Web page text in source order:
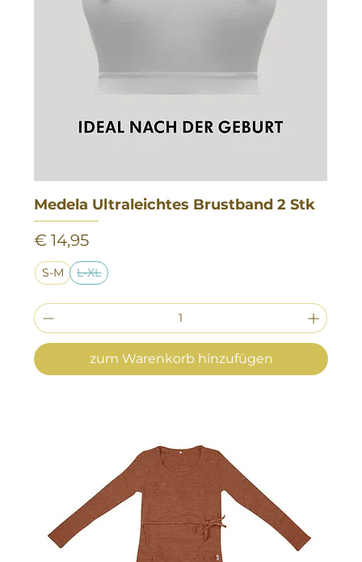
Medela Ultraleichtes Brustband 2 Stk
Preis
€ 14,95
S-M L-XL
zum Warenkorb hinzufügen